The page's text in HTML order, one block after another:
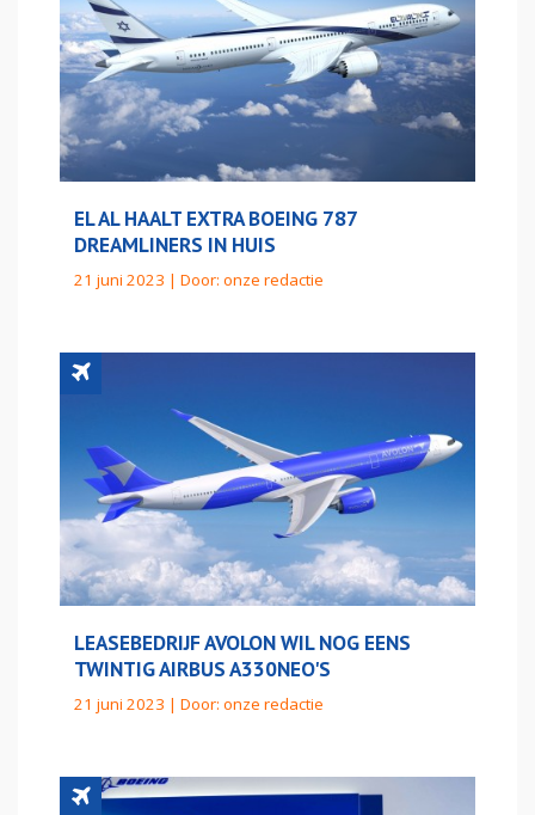
EL AL HAALT EXTRA BOEING 787
DREAMLINERS IN HUIS
21 juni 2023 | Door: onze redactie
LEASEBEDRIJF AVOLON WIL NOG EENS
TWINTIG AIRBUS A330NEO'S
21 juni 2023 | Door: onze redactie